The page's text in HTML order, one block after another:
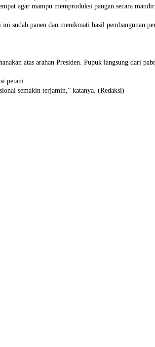
agar mampu memproduksi pangan secara
sudah panen dan menikmati hasil pembangunan
atas arahan Presiden. Pupuk langsung dari
petani.
semakin terjamin,” katanya. (Redaksi)